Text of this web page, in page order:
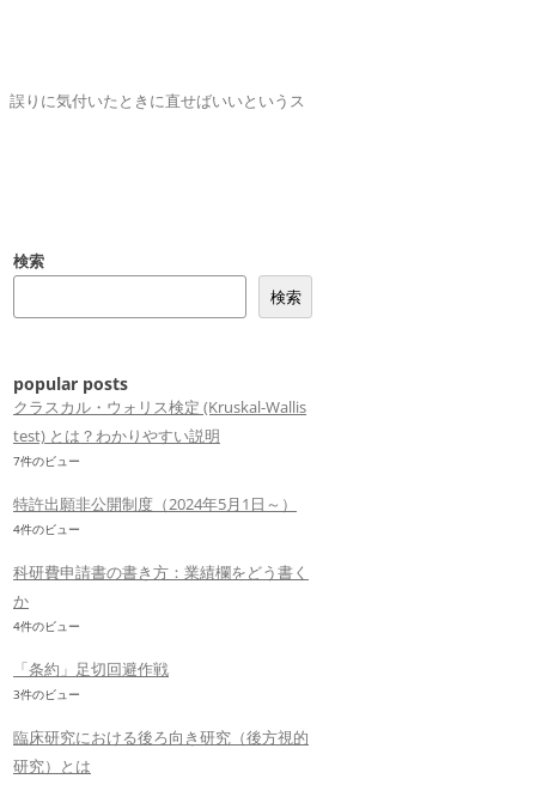
りに気付いたときに直せばいいというス
検索
検索
popular posts
クラスカル・ウォリス検定 (Kruskal-Wallis
test) とは？わかりやすい説明
7件のビュー
特許出願非公開制度（2024年5月1日～）
4件のビュー
科研費申請書の書き方：業績欄をどう書く
か
4件のビュー
「条約」足切回避作戦
3件のビュー
臨床研究における後ろ向き研究（後方視的
研究）とは